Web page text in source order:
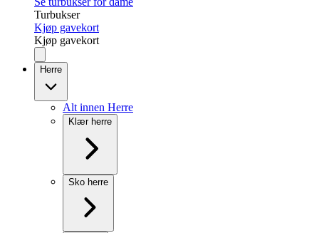
Turbukser
Kjøp gavekort
Kjøp gavekort
Herre
Alt innen Herre
Klær herre
Sko herre